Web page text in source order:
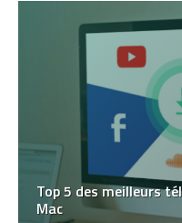
Top 5 des meilleurs
Mac